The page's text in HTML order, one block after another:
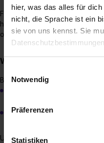
hier, was das alles für
nicht, die Sprache ist ein
sie von uns kennst. Sie
Benutzung der Webseite
Webseite zu analysieren
Notwendig
Präferenzen
Statistiken
Für eine Einstellung im
höherer Bildungsabschluss
oder ein als gleichwertig
Wann muss ich meine
Bewerbungsschluss:
Einstellungstermin
UnterKarriere Polizei BW